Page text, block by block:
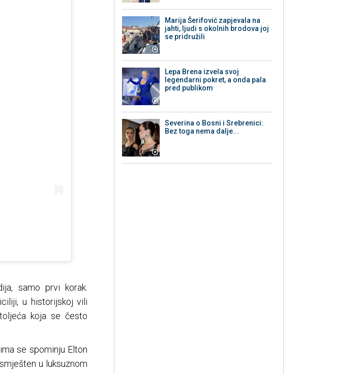
samo prvi korak.
u historijskoj vili
koja se često
se spominju Elton
u luksuznom
Marija Šerifović zapjevala na
jahti, ljudi s okolnih brodova joj
se pridružili
Lepa Brena izvela svoj
legendarni pokret, a onda pala
pred publikom
Severina o Bosni i Srebrenici:
Bez toga nema dalje...